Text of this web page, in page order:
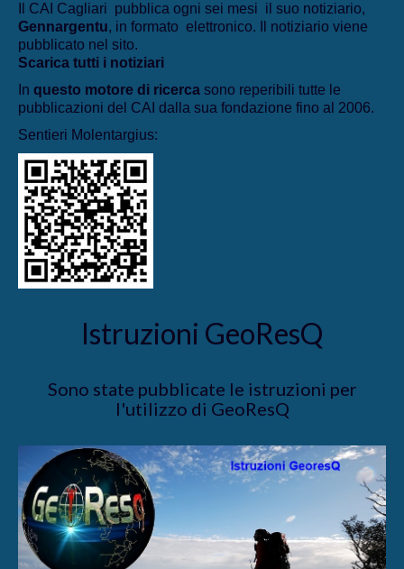
Il CAI Cagliari pubblica ogni sei mesi il suo notiziario,
Gennargentu, in formato elettronico. Il notiziario viene
pubblicato nel sito.
Scarica tutti i notiziari
In questo motore di ricerca sono reperibili tutte le
pubblicazioni del CAI dalla sua fondazione fino al 2006.
Sentieri Molentargius:
Istruzioni GeoResQ
Sono state pubblicate le istruzioni per
l'utilizzo di GeoResQ